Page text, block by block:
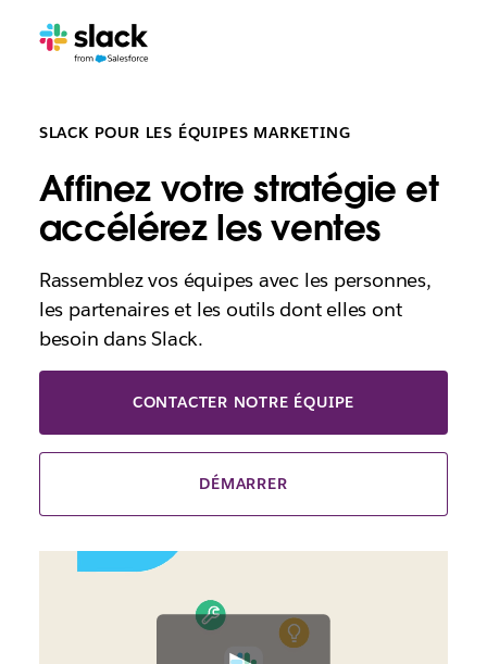
SLACK POUR LES ÉQUIPES MARKETING
Affinez votre stratégie et
accélérez les ventes
Rassemblez vos équipes avec les personnes,
les partenaires et les outils dont elles ont
besoin dans Slack.
CONTACTER NOTRE ÉQUIPE
DÉMARRER